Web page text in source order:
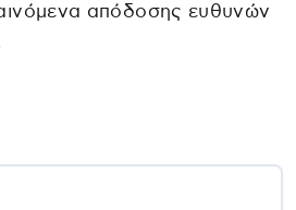
απόδοσης ευθυνών